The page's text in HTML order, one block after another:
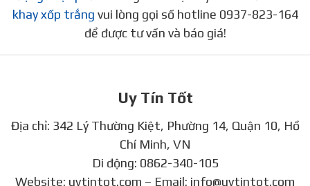
khay xốp trắng vui lòng gọi số hotline 0937-823-164
để được tư vấn và báo giá!
Uy Tín Tốt
Địa chỉ: 342 Lý Thường Kiệt, Phường 14, Quận 10, Hồ
Chí Minh, VN
Di động: 0862-340-105
Website: uytintot.com – Email: info@uytintot.com